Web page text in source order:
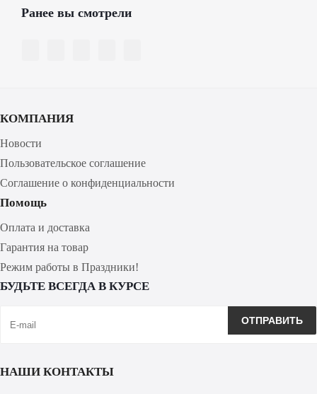
Ранее вы смотрели
КОМПАНИЯ
Новости
Пользовательское соглашение
Соглашение о конфиденциальности
Помощь
Оплата и доставка
Гарантия на товар
Режим работы в Праздники!
БУДЬТЕ ВСЕГДА В КУРСЕ
НАШИ КОНТАКТЫ